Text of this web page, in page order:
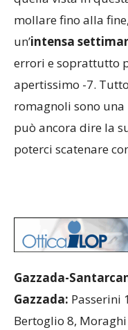
mollare fino alla
un’intensa
errori e soprattutto
apertissimo -7.
romagnoli sono
può ancora dire la
poterci scatenare
Gazzada-
Gazzada: Passerini
Bertoglio 8,